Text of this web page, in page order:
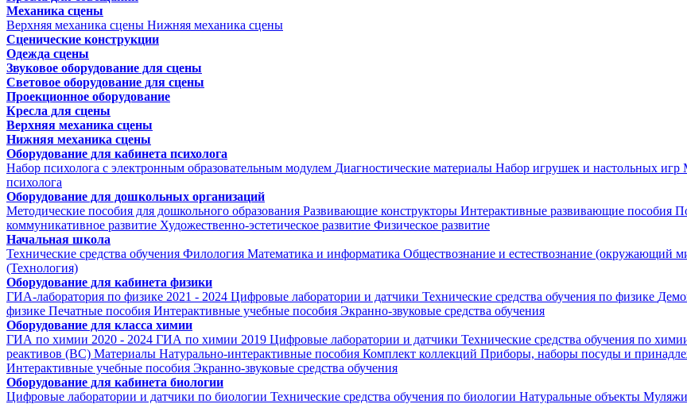
Механика сцены
Верхняя механика сцены Нижняя механика сцены
Сценические конструкции
Одежда сцены
Звуковое оборудование для сцены
Световое оборудование для сцены
Проекционное оборудование
Кресла для сцены
Верхняя механика сцены
Нижняя механика сцены
Оборудование для кабинета психолога
Набор психолога с электронным образовательным модулем Диагностические материалы Набор игрушек и настольных игр
психолога
Оборудование для дошкольных организаций
Методические пособия для дошкольного образования Развивающие конструкторы Интерактивные развивающие пособия
коммуникативное развитие Художественно-эстетическое развитие Физическое развитие
Начальная школа
Технические средства обучения Филология Математика и информатика Обществознание и естествознание (окружающий
(Технология)
Оборудование для кабинета физики
ГИА-лаборатория по физике 2021 - 2024 Цифровые лаборатории и датчики Технические средства обучения по физике
физике Печатные пособия Интерактивные учебные пособия Экранно-звуковые средства обучения
Оборудование для класса химии
ГИА по химии 2020 - 2024 ГИА по химии 2019 Цифровые лаборатории и датчики Технические средства обучения по
реактивов (ВС) Материалы Натурально-интерактивные пособия Комплект коллекций Приборы, наборы посуды и
Интерактивные учебные пособия Экранно-звуковые средства обучения
Оборудование для кабинета биологии
Цифровые лаборатории и датчики по биологии Технические средства обучения по биологии Натуральные объекты Муляжи